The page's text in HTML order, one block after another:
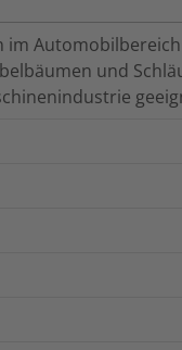
und